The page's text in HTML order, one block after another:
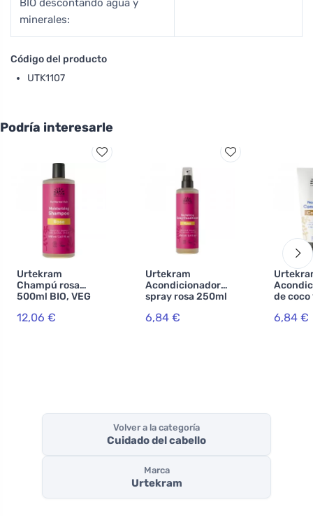
minerales:
Código del producto
UTK1107
Podría interesarle
Urtekram
Champú rosa
500ml BIO, VEG
12,06 €
Urtekram
Acondicionador
spray rosa 250ml
6,84 €
de coco
6,84 €
Volver a la categoría
Cuidado del cabello
Marca
Urtekram